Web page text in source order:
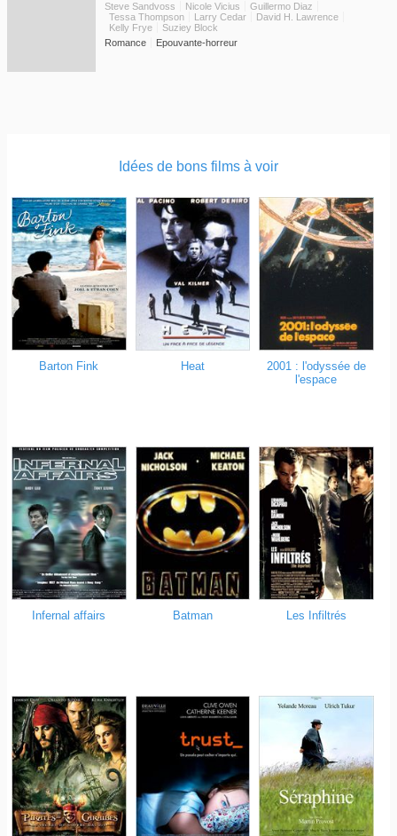
Steve Sandvoss
Nicole Vicius
Guillermo Diaz
Tessa Thompson
Larry Cedar
David H. Lawrence
Kelly Frye
Suziey Block
Romance
Epouvante-horreur
Idées de bons films à voir
Barton Fink Heat
2001 : l'odyssée de
l'espace
Infernal affairs Batman Les Infiltrés